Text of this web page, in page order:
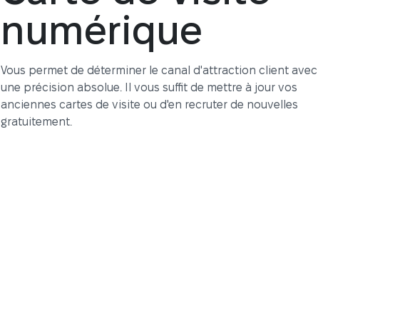
numérique
Vous permet de déterminer le canal d'attraction client avec
une précision absolue. Il vous suffit de mettre à jour vos
anciennes cartes de visite ou d'en recruter de nouvelles
gratuitement.